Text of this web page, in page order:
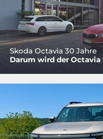
Skoda Octavia 30 Jahre
Darum wird der Octavia